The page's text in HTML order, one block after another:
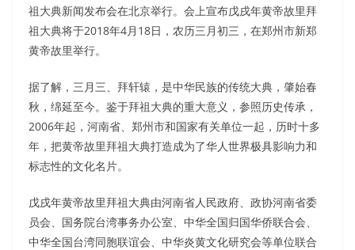
祖大典新闻发布会在北京举行。会上宣布戊戌年黄帝故里拜
祖大典将于2018年4月18日，农历三月初三，在郑州市新郑
黄帝故里举行。
据了解，三月三、拜轩辕，是中华民族的传统大典，肇始春
秋，绵延至今。鉴于拜祖大典的重大意义，参照历史传承，
2006年起，河南省、郑州市和国家有关单位一起，历时十多
年，把黄帝故里拜祖大典打造成为了华人世界极具影响力和
标志性的文化名片。
戊戌年黄帝故里拜祖大典由河南省人民政府、政协河南省委
员会、国务院台湾事务办公室、中华全国归国华侨联合会、
中华全国台湾同胞联谊会、中华炎黄文化研究会等单位联合